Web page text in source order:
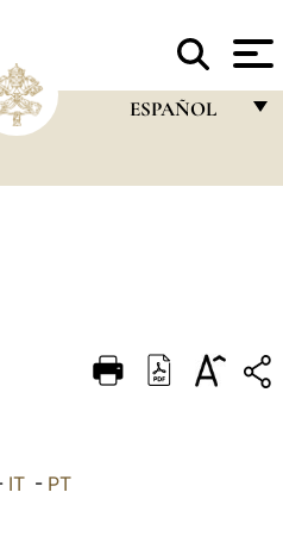
ESPAÑOL
DEUTSCH
IT - PT